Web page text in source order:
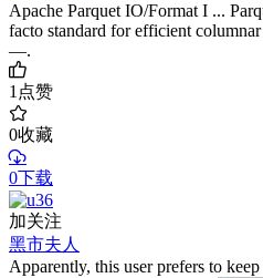
Apache Parquet IO/Format I ...
facto standard for efficient
—.
1点赞
0收藏
0下载
加关注
黑市夫人
Apparently, this user prefers to